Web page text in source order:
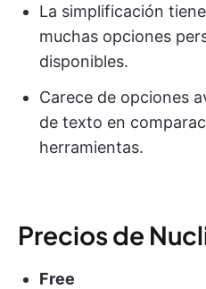
La simplificación
muchas opciones
disponibles.
Carece de opciones
de texto en
herramientas.
Precios de
Free